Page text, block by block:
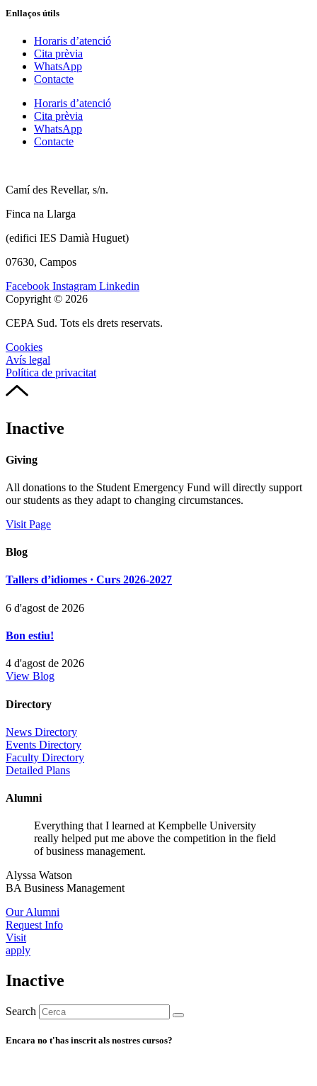
Enllaços útils
Horaris d’atenció
Cita prèvia
WhatsApp
Contacte
Horaris d’atenció
Cita prèvia
WhatsApp
Contacte
Camí des Revellar, s/n.
Finca na Llarga
(edifici IES Damià Huguet)
07630, Campos
Facebook Instagram Linkedin
Copyright © 2026
CEPA Sud. Tots els drets reservats.
Cookies
Avís legal
Política de privacitat
Inactive
Giving
All donations to the Student Emergency Fund will directly support
our students as they adapt to changing circumstances.
Visit Page
Blog
Tallers d’idiomes · Curs 2026-2027
6 d'agost de 2026
Bon estiu!
4 d'agost de 2026
View Blog
Directory
News Directory
Events Directory
Faculty Directory
Detailed Plans
Alumni
Everything that I learned at Kempbelle University
really helped put me above the competition in the field
of business management.
Alyssa Watson
BA Business Management
Our Alumni
Request Info
Visit
apply
Inactive
Search
Encara no t'has inscrit als nostres cursos?